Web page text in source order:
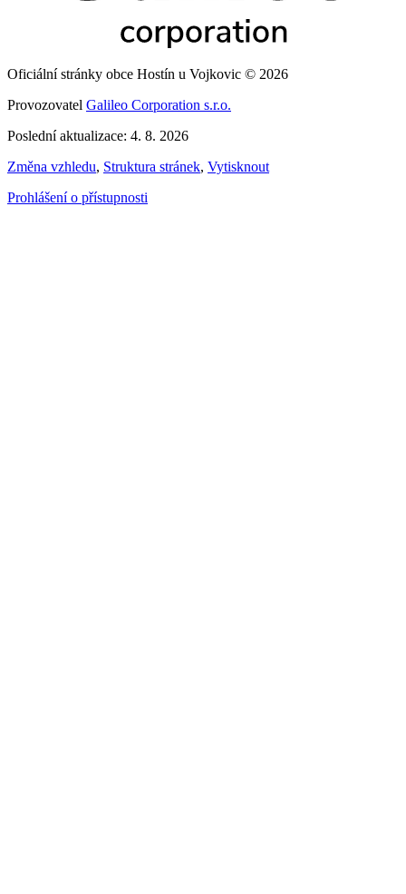
Oficiální stránky obce Hostín u Vojkovic © 2026
Provozovatel Galileo Corporation s.r.o.
Poslední aktualizace: 4. 8. 2026
Změna vzhledu, Struktura stránek, Vytisknout
Prohlášení o přístupnosti